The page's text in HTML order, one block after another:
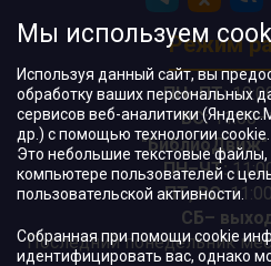
Режим
ПН–ПТ:
ВС:
"БиблиоДвиж"
ПН–ЧТ:
ПТ, ВС:
СБ–
Последний понедельник
Мы используем
Используя данный сайт, вы
обработку ваших персональных
сервисов веб-аналитики
др.) с помощью технологии cookie.
Это небольшие текстовые
компьютере пользователей с
пользовательской активности.
Собранная при помощи cookie
идентифицировать вас, однако